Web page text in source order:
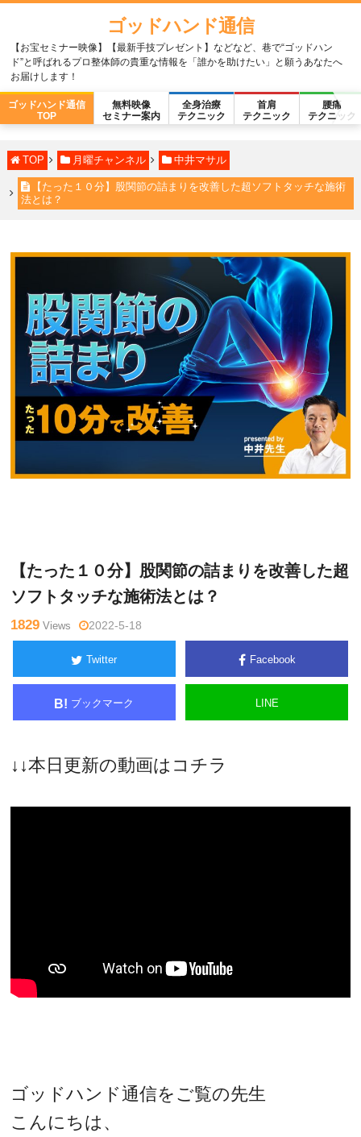
ゴッドハンド通信
【お宝セミナー映像】【最新手技プレゼント】などなど、巷で“ゴッドハン
ド”と呼ばれるプロ整体師の貴重な情報を「誰かを助けたい」と願うあなたへ
お届けします！
ゴッドハンド通信
TOP
無料映像
セミナー案内
全身治療
テクニック
首肩
テクニック
腰痛
テクニック
TOP 月曜チャンネル 中井マサル
【たった１０分】股関節の詰まりを改善した超ソフトタッチな施術
法とは？
【たった１０分】股関節の詰まりを改善した超
ソフトタッチな施術法とは？
1829 Views 2022-5-18
Twitter Facebook
B! ブックマーク LINE
↓↓本日更新の動画はコチラ
ゴッドハンド通信をご覧の先生
こんにちは、